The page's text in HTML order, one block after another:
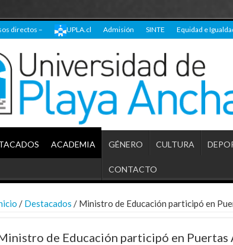
directos – UPLA.cl Admisión SINTE Equidad e
ACADEMIA GÉNERO CULTURA
CONTACTO
/ Destacados / Ministro de Educación participó en
de Educación participó en Puertas